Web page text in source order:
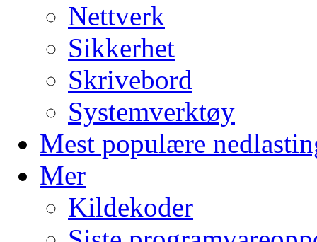
Nettverk
Sikkerhet
Skrivebord
Systemverktøy
Mest populære
Mer
Kildekoder